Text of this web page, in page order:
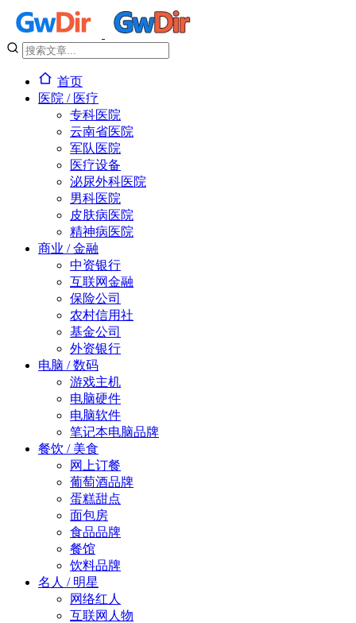
首页
医院 / 医疗
专科医院
云南省医院
军队医院
医疗设备
泌尿外科医院
男科医院
皮肤病医院
精神病医院
商业 / 金融
中资银行
互联网金融
保险公司
农村信用社
基金公司
外资银行
电脑 / 数码
游戏主机
电脑硬件
电脑软件
笔记本电脑品牌
餐饮 / 美食
网上订餐
葡萄酒品牌
蛋糕甜点
面包房
食品品牌
餐馆
饮料品牌
名人 / 明星
网络红人
互联网人物